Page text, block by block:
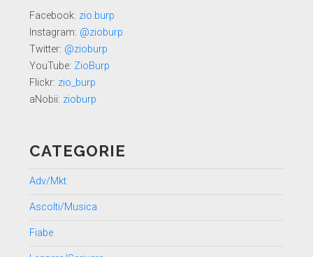
Facebook: zio.burp
Instagram: @zioburp
Twitter: @zioburp
YouTube: ZioBurp
Flickr: zio_burp
aNobii: zioburp
CATEGORIE
Adv/Mkt
Ascolti/Musica
Fiabe